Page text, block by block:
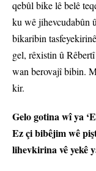
qebûl bike lê belê
ku wê jihevcudabûn
bikaribin
gel, rêxistin û
wan berovajî bibin.
kir.
Gelo gotina wî ya
Ez çi bibêjim wê
lihevkirina vê yekê